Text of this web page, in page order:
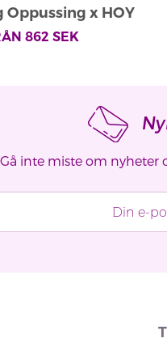
Oppussing x HOY
Tröja 486-08
862 SEK
Gå inte miste om nyheter